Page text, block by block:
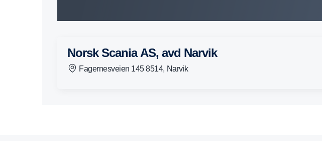
Norsk Scania AS, avd Narvik
Fagernesveien 145 8514, Narvik